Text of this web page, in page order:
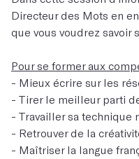
Directeur des Mots en
que vous voudrez savoir
Pour se former aux
- Mieux écrire sur les
- Tirer le meilleur parti
- Travailler sa technique
- Retrouver de la
- Maîtriser la langue